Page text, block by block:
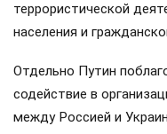
террористической
населения и
Отдельно Путин
содействие в
между Россией и